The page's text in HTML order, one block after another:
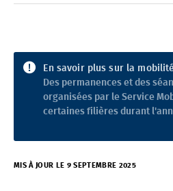
En savoir plus sur la
Des permanences et des
organisées par le Service
certaines filières durant
MIS À JOUR LE 9 SEPTEMBRE 2025